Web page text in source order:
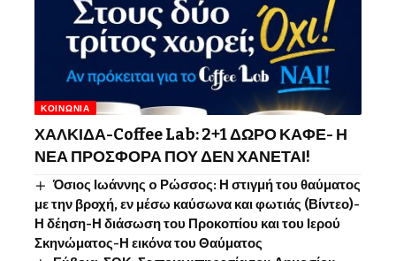
ΚΟΙΝΩΝΊΑ
ΧΑΛΚΙΔΑ-Coffee Lab: 2+1 ΔΩΡΟ ΚΑΦΕ- Η
ΝΕΑ ΠΡΟΣΦΟΡΑ ΠΟΥ ΔΕΝ ΧΑΝΕΤΑΙ!
Όσιος Ιωάννης o Ρώσσος: Η στιγμή του θαύματος
με την βροχή, εν μέσω καύσωνα και φωτιάς (Βίντεο)-
Η δέηση-Η διάσωση του Προκοπίου και του Ιερού
Σκηνώματος-Η εικόνα του Θαύματος